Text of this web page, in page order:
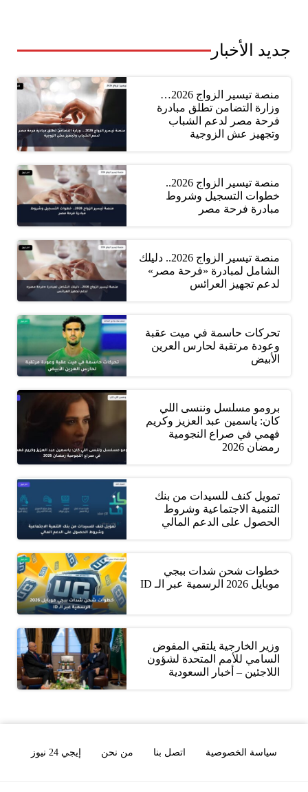
جديد الأخبار
منصة تيسير الزواج 2026…
وزارة التضامن تطلق مبادرة
فرحة مصر لدعم الشباب
وتجهيز عش الزوجية
منصة تيسير الزواج 2026..
خطوات التسجيل وشروط
مبادرة فرحة مصر
منصة تيسير الزواج 2026.. دليلك
الشامل لمبادرة «فرحة مصر»
لدعم تجهيز العرائس
تحركات حاسمة في ميت عقبة
وعودة مرتقبة لحارس العرين
الأبيض
برومو مسلسل وننسى اللي
كان: ياسمين عبد العزيز وكريم
فهمي في صراع النجومية
رمضان 2026
تمويل كنف للسيدات من بنك
التنمية الاجتماعية وشروط
الحصول على الدعم المالي
خطوات شحن شدات ببجي
موبايل 2026 الرسمية عبر الـ ID
وزير الخارجية يلتقي المفوض
السامي للأمم المتحدة لشؤون
اللاجئين – أخبار السعودية
سياسة الخصوصية اتصل بنا من نحن إيجي 24 نيوز